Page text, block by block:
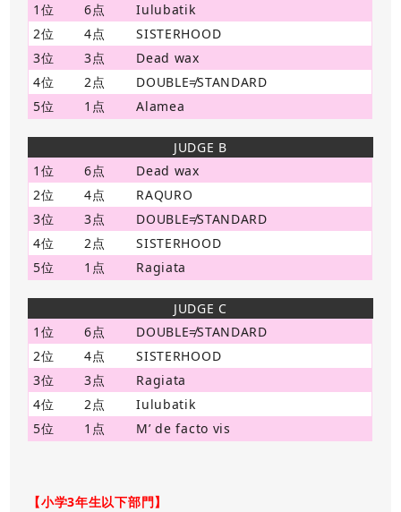
1位
6点
Iulubatik
2位
4点
SISTERHOOD
3位
3点
Dead wax
4位
2点
DOUBLE≠STANDARD
5位
1点 Alamea
JUDGE B
1位
6点
Dead wax
2位
4点
RAQURO
3位
3点
DOUBLE≠STANDARD
4位
2点
SISTERHOOD
5位
1点 Ragiata
JUDGE C
1位
6点
DOUBLE≠STANDARD
2位
4点
SISTERHOOD
3位
3点
Ragiata
4位
2点
Iulubatik
5位
1点 M’ de facto vis
【小学3年生以下部門】